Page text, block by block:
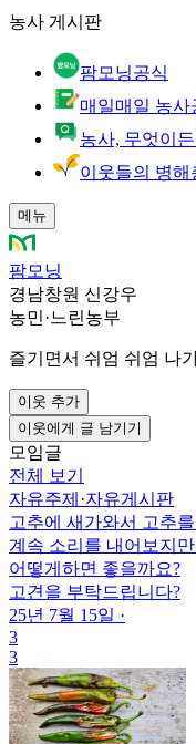
농사 게시판
팜모닝공식
매일매일 농사
농사, 무엇이
이웃들의 병해
메뉴
팜모닝
경남창원 신강우
농민·느린농부
즐기면서 쉬엄 쉬엄 나
이웃 추가
이웃에게 글 남기기
모임글
전체 보기
자유주제 ·자유게시판
고추에 새가와서 고추
계속 소리를 내어보지
어떻게하면 좋을까요?
고견을 부탁드립니다?
25년 7월 15일 ·
3
3